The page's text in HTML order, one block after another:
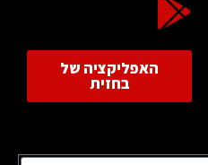
האפליקציה של
בחזית